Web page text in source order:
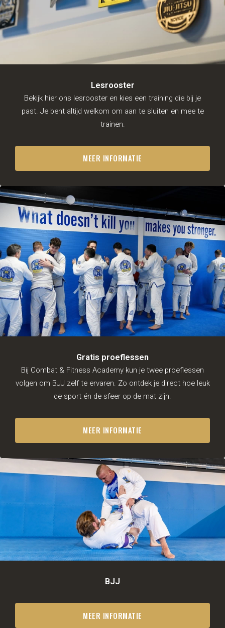
Over ons
Tarieven
Lesrooster
Ontmoet de trainers
MMA
Lesrooster
Gymleco
Nautilus
Voor personal
trainers
Lesrooster
Bekijk hier ons lesrooster en kies een training die bij je
past. Je bent altijd welkom om aan te sluiten en mee te
trainen.
MEER INFORMATIE
Gratis proeflessen
Bij Combat & Fitness Academy kun je twee proeflessen
volgen om BJJ zelf te ervaren. Zo ontdek je direct hoe leuk
de sport én de sfeer op de mat zijn.
MEER INFORMATIE
BJJ
MEER INFORMATIE